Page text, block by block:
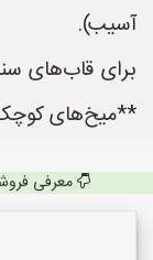
آسیب).
برای قاب‌های
**میخ‌های
معرفی